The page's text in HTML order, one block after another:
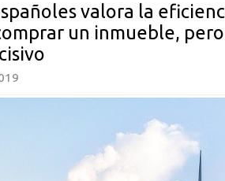
valora la
un inmueble,